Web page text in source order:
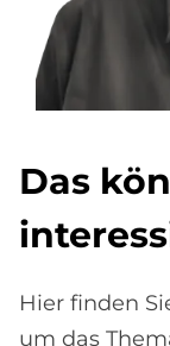
Das
Hier finden
um das